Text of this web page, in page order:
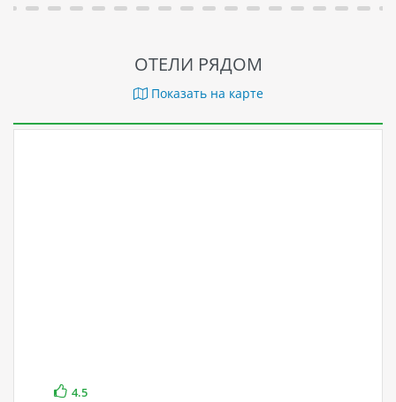
ОТЕЛИ РЯДОМ
Показать на карте
4.5